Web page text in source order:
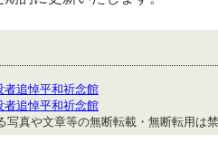
者追悼平和祈念館
者追悼平和祈念館
写真や文章等の無断転載・無断転用は